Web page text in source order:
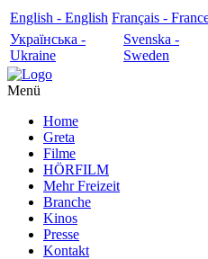
English - English Français -
Українська -
Ukraine
Svenska -
Sweden
Menü
Home
Greta
Filme
HÖRFILM
Mehr Freizeit
Branche
Kinos
Presse
Kontakt